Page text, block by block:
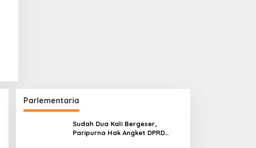
Parlementaria
Sudah Dua Kali Bergeser,
Paripurna Hak Angket DPRD